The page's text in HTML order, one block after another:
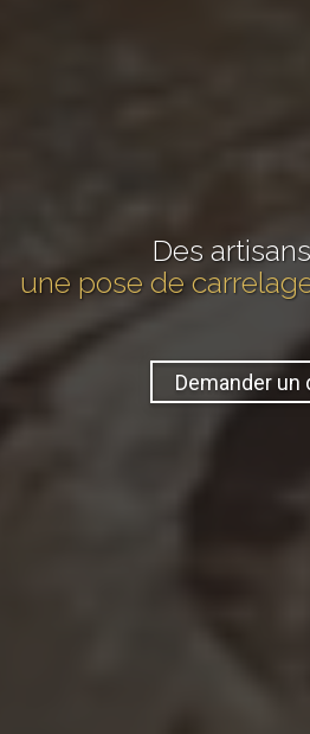
Des
une pose de
Demander un